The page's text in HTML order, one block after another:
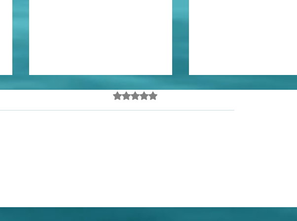
Eles passarão
Surpreendem-me o modo e a
Juristas e operadores do
e se j
Avaliado com 0 de 5 estrelas.